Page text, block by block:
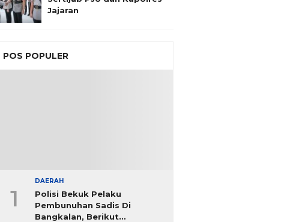
Jajaran
POS POPULER
1
DAERAH
Polisi Bekuk Pelaku
Pembunuhan Sadis Di
Bangkalan, Berikut